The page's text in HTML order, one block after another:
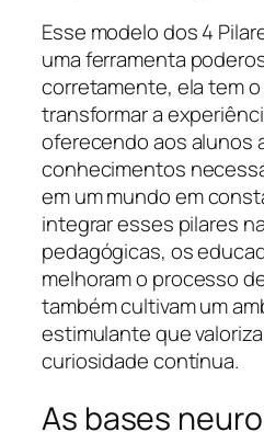
Esse modelo dos 4
uma ferramenta
corretamente, ela tem
transformar a
oferecendo aos alunos
conhecimentos
em um mundo em
integrar esses pilares
pedagógicas, os
melhoram o processo
também cultivam um
estimulante que
curiosidade contínua.
As bases